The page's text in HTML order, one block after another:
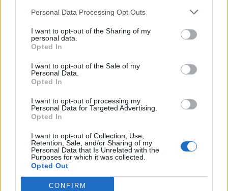
Personal Data Processing Opt Outs
I want to opt-out of the Sharing of my
personal data.
Opted In
I want to opt-out of the Sale of my
Personal Data.
Opted In
I want to opt-out of processing my
Personal Data for Targeted Advertising.
Opted In
I want to opt-out of Collection, Use,
Retention, Sale, and/or Sharing of my
Personal Data that Is Unrelated with the
Purposes for which it was collected.
Opted Out
CONFIRM
МАКЕДОНЦИТЕ ВО СРБИЈА:
НАЦИОНАЛЕН СОЈУЗ
човекот појма нема од
одлука“
ТЕМПЕРАТУРАТА ВО СРЕДА ЌЕ
СУДСКАТА МАФИЈА РАБОТИ
ВАКА - Судијата Вулнет Винца
откако му го врати пасошот